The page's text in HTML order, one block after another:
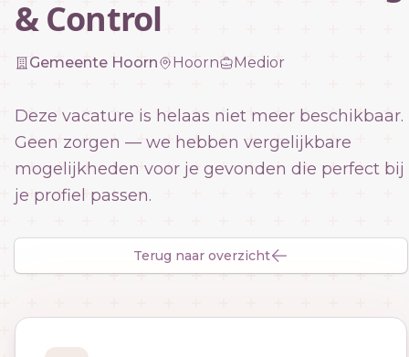
& Control
Gemeente Hoorn Hoorn Medior
Deze vacature is helaas niet meer beschikbaar.
Geen zorgen — we hebben vergelijkbare
mogelijkheden voor je gevonden die perfect bij
je profiel passen.
Terug naar overzicht